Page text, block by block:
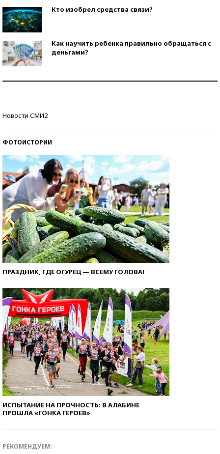
Кто изобрел средства связи?
Как научить ребенка правильно обращаться с
деньгами?
Новости СМИ2
ФОТОИСТОРИИ
ПРАЗДНИК, ГДЕ ОГУРЕЦ — ВСЕМУ ГОЛОВА!
ИСПЫТАНИЕ НА ПРОЧНОСТЬ: В АЛАБИНЕ
ПРОШЛА «ГОНКА ГЕРОЕВ»
РЕКОМЕНДУЕМ: